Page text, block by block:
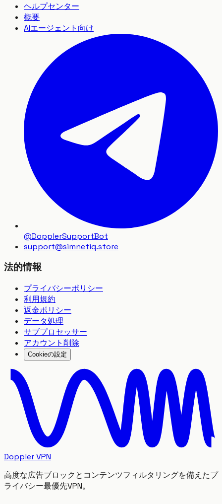
ヘルプセンター
概要
AIエージェント向け
@DopplerSupportBot
support@simnetiq.store
法的情報
プライバシーポリシー
利用規約
返金ポリシー
データ処理
サブプロセッサー
アカウント削除
Cookieの設定
Doppler VPN
高度な広告ブロックとコンテンツフィルタリングを備えたプ
ライバシー最優先VPN。